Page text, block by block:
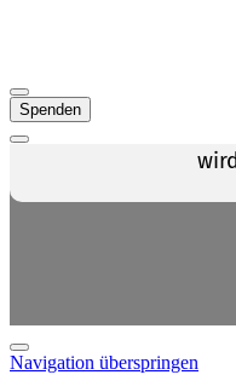
Spenden
Navigation überspringen